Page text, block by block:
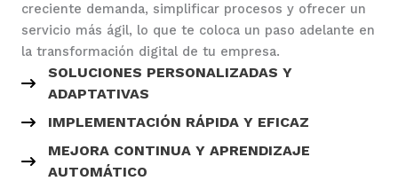
creciente demanda, simplificar procesos y ofrecer un
servicio más ágil, lo que te coloca un paso adelante en
la transformación digital de tu empresa.
SOLUCIONES PERSONALIZADAS Y
ADAPTATIVAS
IMPLEMENTACIÓN RÁPIDA Y EFICAZ
MEJORA CONTINUA Y APRENDIZAJE
AUTOMÁTICO